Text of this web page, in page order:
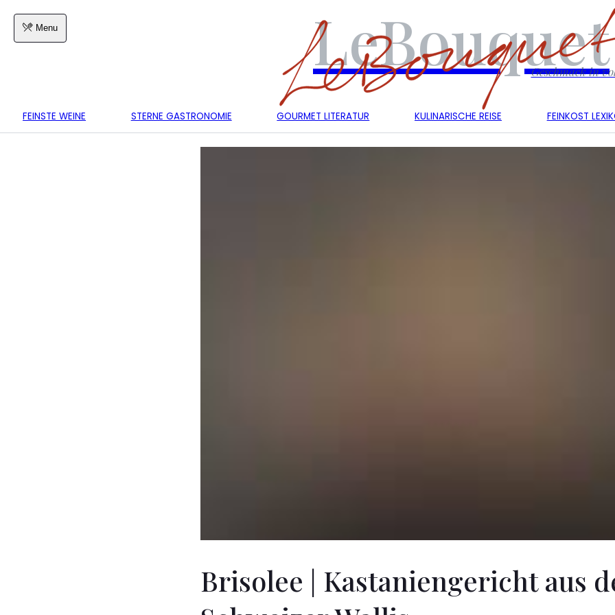
Menu LeBouquet
Geschmack in
FEINSTE WEINE STERNE GASTRONOMIE GOURMET LITERATUR KULINARISCHE REISE FEINKOST
Brisolee | Kastaniengericht aus